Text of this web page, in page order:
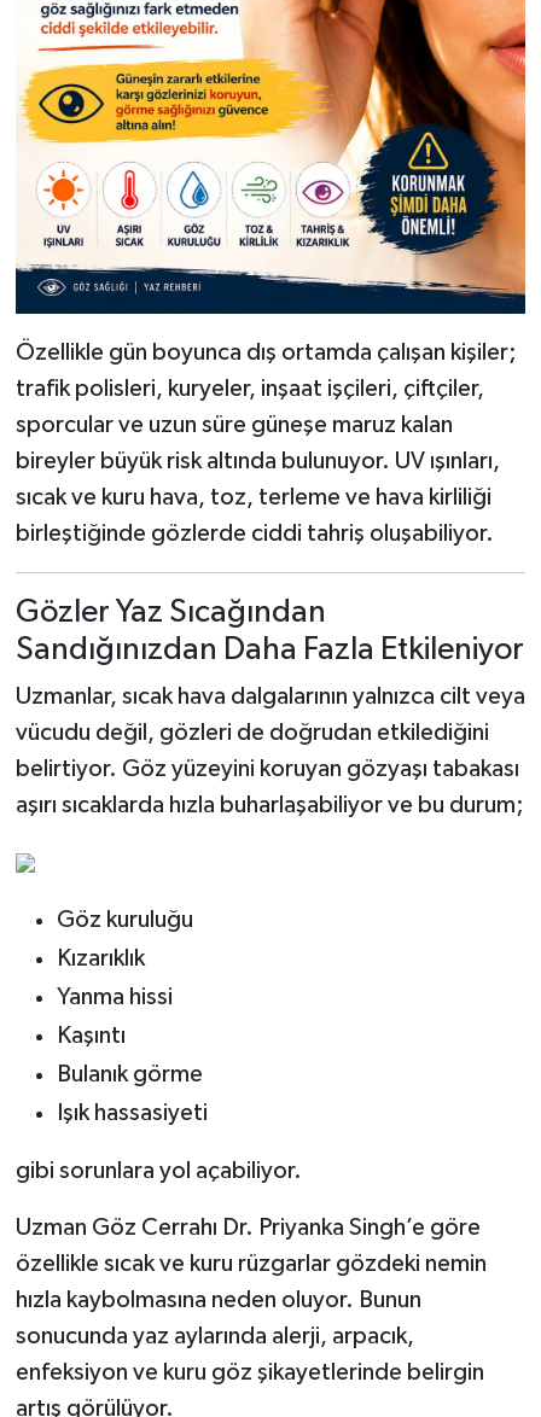
Özellikle gün boyunca dış ortamda çalışan kişiler;
trafik polisleri, kuryeler, inşaat işçileri, çiftçiler,
sporcular ve uzun süre güneşe maruz kalan
bireyler büyük risk altında bulunuyor. UV ışınları,
sıcak ve kuru hava, toz, terleme ve hava kirliliği
birleştiğinde gözlerde ciddi tahriş oluşabiliyor.
Gözler Yaz Sıcağından
Sandığınızdan Daha Fazla Etkileniyor
Uzmanlar, sıcak hava dalgalarının yalnızca cilt veya
vücudu değil, gözleri de doğrudan etkilediğini
belirtiyor. Göz yüzeyini koruyan gözyaşı tabakası
aşırı sıcaklarda hızla buharlaşabiliyor ve bu durum;
Göz kuruluğu
Kızarıklık
Yanma hissi
Kaşıntı
Bulanık görme
Işık hassasiyeti
gibi sorunlara yol açabiliyor.
Uzman Göz Cerrahı Dr. Priyanka Singh’e göre
özellikle sıcak ve kuru rüzgarlar gözdeki nemin
hızla kaybolmasına neden oluyor. Bunun
sonucunda yaz aylarında alerji, arpacık,
enfeksiyon ve kuru göz şikayetlerinde belirgin
artış görülüyor.